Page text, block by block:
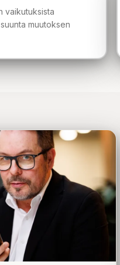
vaikutuksista
muutoksen